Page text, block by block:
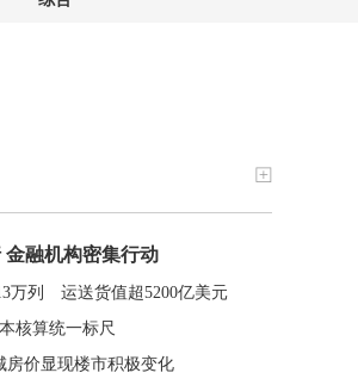
金融机构密集行动
万列 运送货值超5200亿美元
核算统一标尺
房价显现楼市积极变化